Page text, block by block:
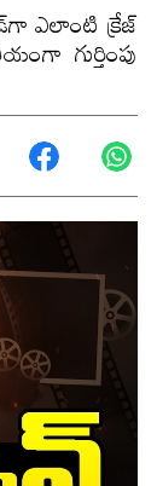
ఎలాంటి క్రేజ్
గుర్తింపు